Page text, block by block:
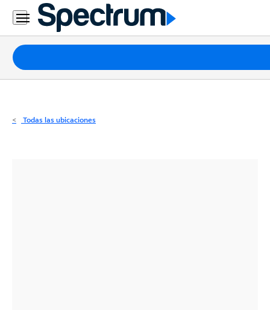
Residencial
Business
Paquetes
Internet
Todas las ubicaciones